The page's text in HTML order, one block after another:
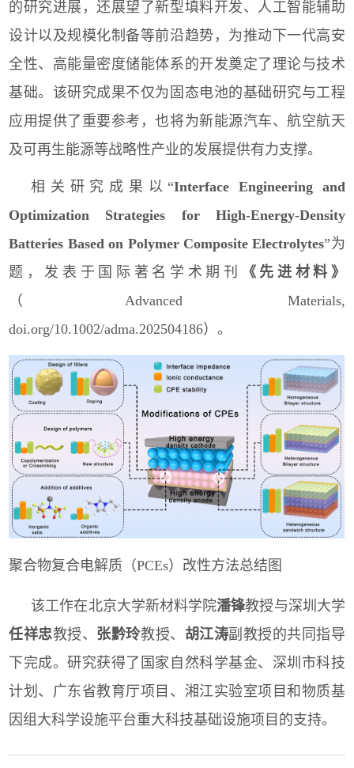
的研究进展，还展望了新型填料开发、人工智能辅助
设计以及规模化制备等前沿趋势，为推动下一代高安
全性、高能量密度储能体系的开发奠定了理论与技术
基础。该研究成果不仅为固态电池的基础研究与工程
应用提供了重要参考，也将为新能源汽车、航空航天
及可再生能源等战略性产业的发展提供有力支撑。
相关研究成果以“Interface Engineering and
Optimization Strategies for High-Energy-Density
Batteries Based on Polymer Composite Electrolytes”为
题，发表于国际著名学术期刊
《先进材料》
（ Advanced Materials,
doi.org/10.1002/adma.202504186）。
聚合物复合电解质（PCEs）改性方法总结图
该工作在北京大学新材料学院潘锋教授与深圳大学
任祥忠教授、 张黔玲教授、 胡江涛副教授的共同指导
下完成。研究获得了国家自然科学基金、深圳市科技
计划、广东省教育厅项目、湘江实验室项目和物质基
因组大科学设施平台重大科技基础设施项目的支持。